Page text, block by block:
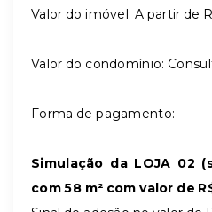
Valor do imóvel: A partir de
Valor do condomínio:
Forma de pagamento:
Simulação da LOJA 02
com 58 m² com valor de